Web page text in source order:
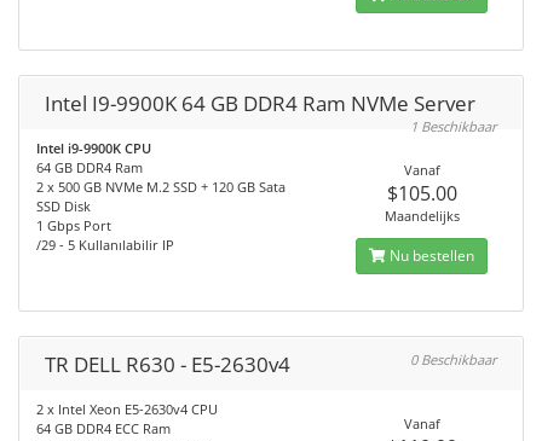
Intel I9-9900K 64 GB DDR4 Ram NVMe Server
1 Beschikbaar
Intel i9-9900K CPU
64 GB DDR4 Ram
2 x 500 GB NVMe M.2 SSD + 120 GB Sata
SSD Disk
1 Gbps Port
/29 - 5 Kullanılabilir IP
Vanaf
$105.00
Maandelijks
Nu bestellen
TR DELL R630 - E5-2630v4 0 Beschikbaar
2 x Intel Xeon E5-2630v4 CPU
64 GB DDR4 ECC Ram
Vanaf